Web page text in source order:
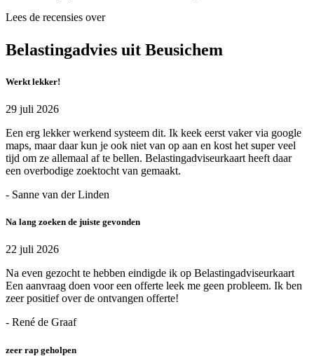
Lees de recensies over
Belastingadvies uit Beusichem
Werkt lekker!
29 juli 2026
Een erg lekker werkend systeem dit. Ik keek eerst vaker via google
maps, maar daar kun je ook niet van op aan en kost het super veel
tijd om ze allemaal af te bellen. Belastingadviseurkaart heeft daar
een overbodige zoektocht van gemaakt.
- Sanne van der Linden
Na lang zoeken de juiste gevonden
22 juli 2026
Na even gezocht te hebben eindigde ik op Belastingadviseurkaart
Een aanvraag doen voor een offerte leek me geen probleem. Ik ben
zeer positief over de ontvangen offerte!
- René de Graaf
zeer rap geholpen